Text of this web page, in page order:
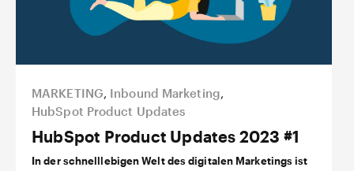
MARKETING, Inbound Marketing,
HubSpot Product Updates
HubSpot Product Updates 2023 #1
In der schnelllebigen Welt des digitalen Marketings ist